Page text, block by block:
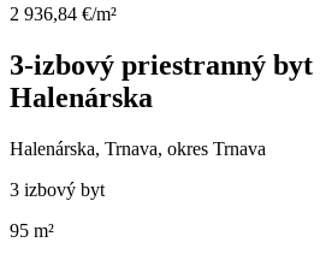
2 936,84 €/m²
3-izbový priestranný byt
Halenárska
Halenárska, Trnava, okres Trnava
3 izbový byt
95 m²